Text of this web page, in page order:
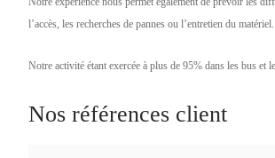
l’accès, les recherches de pannes ou l’entretien du matériel.
Notre activité étant exercée à plus de 95% dans les bus et
Nos références client